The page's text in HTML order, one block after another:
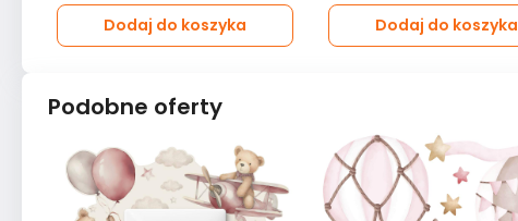
Dodaj do koszyka Dodaj do koszyka
Podobne oferty